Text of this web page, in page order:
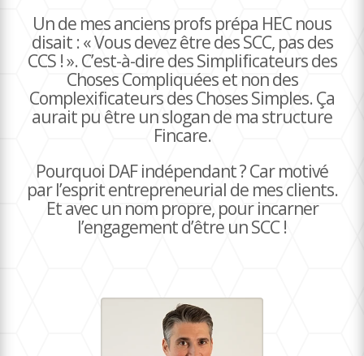
Un de mes anciens profs prépa HEC nous
disait : « Vous devez être des SCC, pas des
CCS ! ». C’est-à-dire des Simplificateurs des
Choses Compliquées et non des
Complexificateurs des Choses Simples. Ça
aurait pu être un slogan de ma structure
Fincare.
Pourquoi DAF indépendant ? Car motivé
par l’esprit entrepreneurial de mes clients.
Et avec un nom propre, pour incarner
l’engagement d’être un SCC !